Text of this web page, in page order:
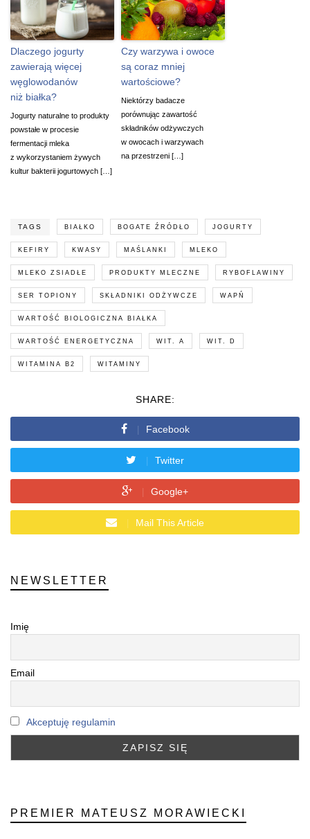
Dlaczego jogurty
zawierają więcej
węglowodanów
niż białka?
Jogurty naturalne to produkty
powstałe w procesie
fermentacji mleka
z wykorzystaniem żywych
kultur bakterii jogurtowych […]
Czy warzywa i owoce
są coraz mniej
wartościowe?
Niektórzy badacze
porównując zawartość
składników odżywczych
w owocach i warzywach
na przestrzeni […]
TAGS BIAŁKO BOGATE ŹRÓDŁO JOGURTY
KEFIRY KWASY MAŚLANKI MLEKO
MLEKO ZSIADŁE PRODUKTY MLECZNE RYBOFLAWINY
SER TOPIONY SKŁADNIKI ODŻYWCZE WAPŃ
WARTOŚĆ BIOLOGICZNA BIAŁKA
WARTOŚĆ ENERGETYCZNA WIT. A WIT. D
WITAMINA B2 WITAMINY
SHARE:
Facebook
Twitter
Google+
Mail This Article
NEWSLETTER
Imię
Email
Akceptuję regulamin
PREMIER MATEUSZ MORAWIECKI